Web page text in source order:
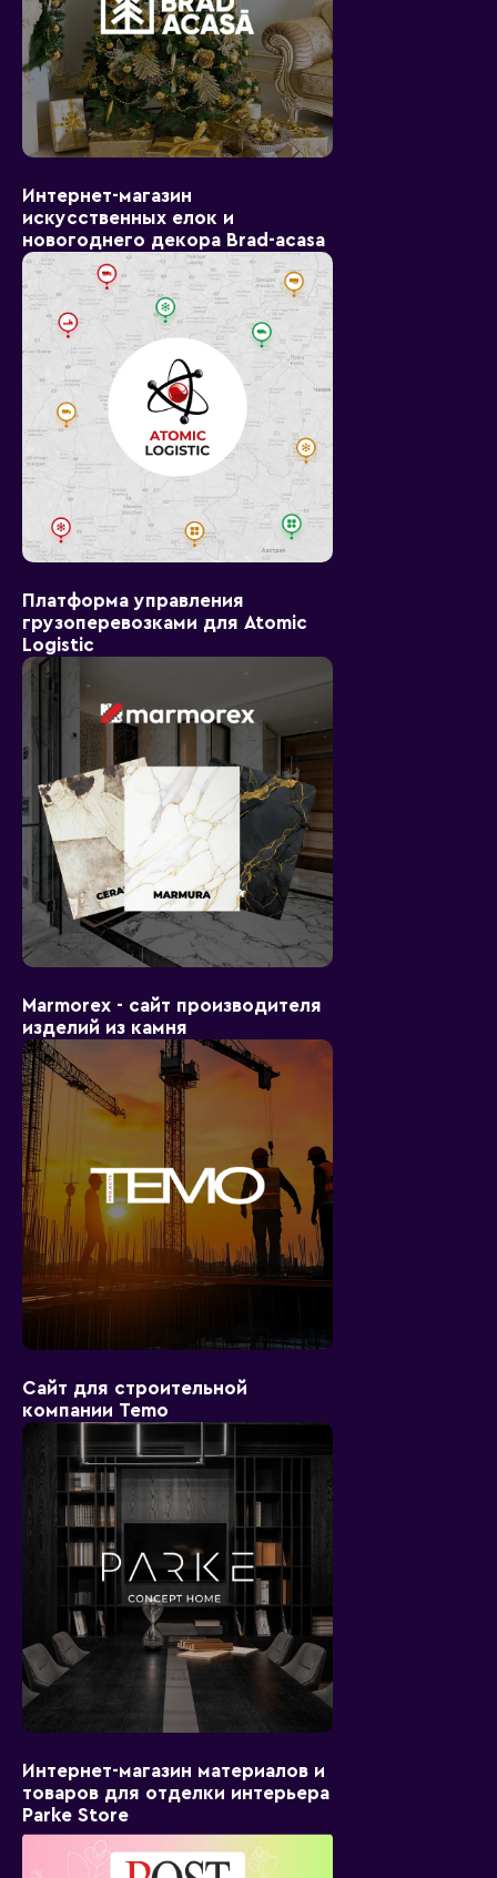
Интернет-магазин
искусственных елок и
новогоднего декора Brad-acasa
Платформа управления
грузоперевозками для Atomic
Logistic
Marmorex - сайт производителя
изделий из камня
Сайт для строительной
компании Temo
Интернет-магазин материалов и
товаров для отделки интерьера
Parke Store